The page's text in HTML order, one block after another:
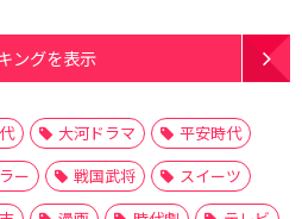
ングを表示
大河ドラマ
平安時代
ー 戦国武将
スイーツ